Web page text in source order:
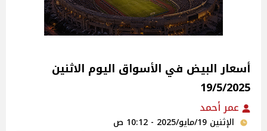
أسعار البيض في الأسواق‎‎ اليوم الاثنين
19/5/2025
عمر أحمد
الإثنين 19/مايو/2025 - 10:12 ص